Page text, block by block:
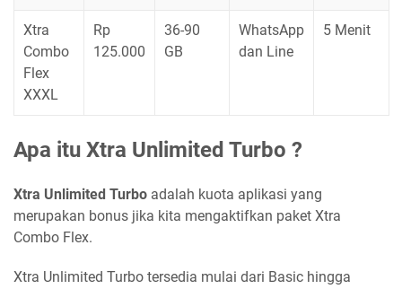
Xtra
Combo
Flex
XXXL
Rp
125.000
36-90
GB
WhatsApp
dan Line
5 Menit
Apa itu Xtra Unlimited Turbo ?
Xtra Unlimited Turbo adalah kuota aplikasi yang
merupakan bonus jika kita mengaktifkan paket Xtra
Combo Flex.
Xtra Unlimited Turbo tersedia mulai dari Basic hingga